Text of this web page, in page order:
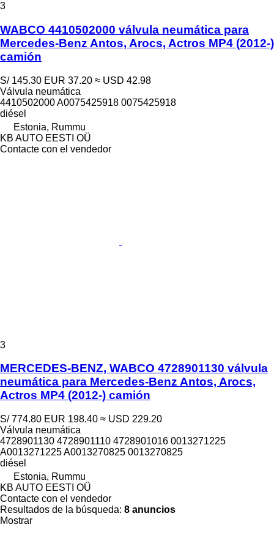
3
WABCO 4410502000 válvula neumática para
Mercedes-Benz Antos, Arocs, Actros MP4 (2012-)
camión
S/ 145.30 EUR 37.20 ≈ USD 42.98
Válvula neumática
4410502000 A0075425918 0075425918
diésel
Estonia, Rummu
KB AUTO EESTI OÜ
Contacte con el vendedor
3
MERCEDES-BENZ, WABCO 4728901130 válvula
neumática para Mercedes-Benz Antos, Arocs,
Actros MP4 (2012-) camión
S/ 774.80 EUR 198.40 ≈ USD 229.20
Válvula neumática
4728901130 4728901110 4728901016 0013271225
A0013271225 A0013270825 0013270825
diésel
Estonia, Rummu
KB AUTO EESTI OÜ
Contacte con el vendedor
Resultados de la búsqueda: 8 anuncios
Mostrar